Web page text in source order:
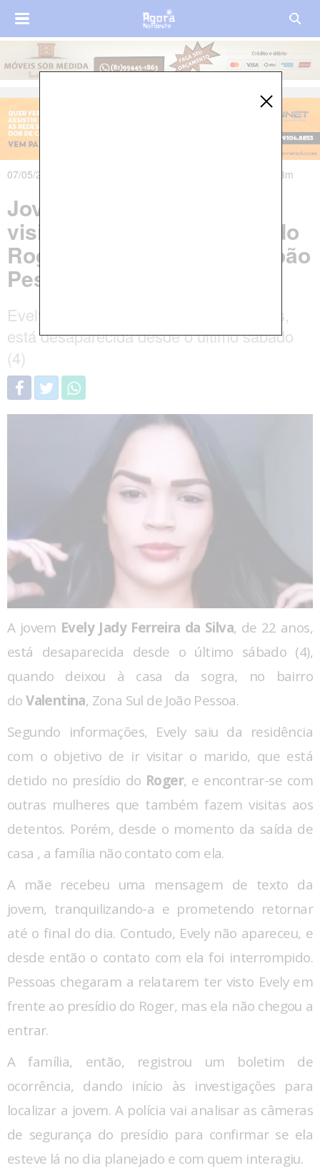
07/05/2024 às 23h41m - Atualizado em 08/05/2024 às 07h33m
Jovem de 22 anos sai para
visitar marido no presídio do
Roger e desaparece, em João
Pessoa
Evely Jady Ferreira da Silva, de 22 anos,
está desaparecida desde o último sábado
(4)
A jovem Evely Jady Ferreira da Silva, de 22 anos,
está desaparecida desde o último sábado (4),
quando deixou à casa da sogra, no bairro
doValentina, Zona Sul de João Pessoa.
Segundo informações, Evely saiu da residência
com o objetivo de ir visitar o marido, que está
detido no presídio do Roger, e encontrar-se com
outras mulheres que também fazem visitas aos
detentos. Porém, desde o momento da saída de
casa , a família não contato com ela.
A mãe recebeu uma mensagem de texto da
jovem, tranquilizando-a e prometendo retornar
até o final do dia. Contudo, Evely não apareceu, e
desde então o contato com ela foi interrompido.
Pessoas chegaram a relatarem ter visto Evely em
frente ao presídio do Roger, mas ela não chegou a
entrar.
A família, então, registrou um boletim de
ocorrência, dando início às investigações para
localizar a jovem. A polícia vai analisar as câmeras
de segurança do presídio para confirmar se ela
esteve lá no dia planejado e com quem interagiu.